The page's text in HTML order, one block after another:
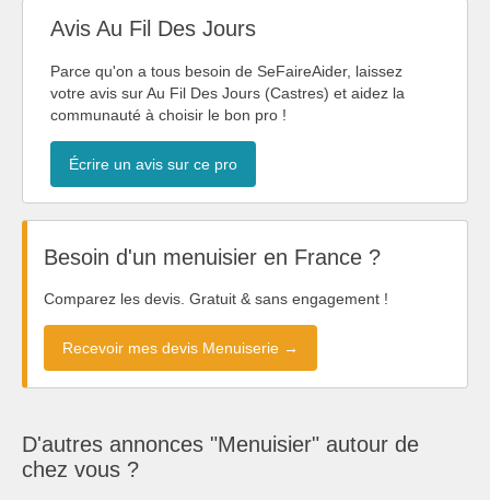
Avis Au Fil Des Jours
Parce qu'on a tous besoin de SeFaireAider, laissez
votre avis sur Au Fil Des Jours (Castres) et aidez la
communauté à choisir le bon pro !
Écrire un avis sur ce pro
Besoin d'un menuisier en France ?
Comparez les devis. Gratuit & sans engagement !
Recevoir mes devis Menuiserie →
D'autres annonces "Menuisier" autour de
chez vous ?